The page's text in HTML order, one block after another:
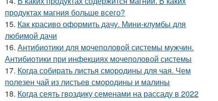
продуктах магния больше всего?
15. Как красиво оформить дачу. Мини-клумбы для
любимой дачи
16. Антибиотики для мочеполовой системы мужчин.
Антибиотики при инфекциях мочеполовой системы
17. Когда собирать листья смородины для чая. Чем
полезен чай из листьев смородины и малины
18. Когда сеять гвоздику семенами на рассаду в 2022